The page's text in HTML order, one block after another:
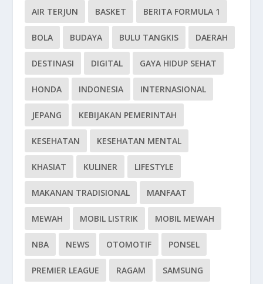
AIR TERJUN BASKET BERITA FORMULA 1
BOLA BUDAYA BULU TANGKIS DAERAH
DESTINASI DIGITAL GAYA HIDUP SEHAT
HONDA INDONESIA INTERNASIONAL
JEPANG KEBIJAKAN PEMERINTAH
KESEHATAN KESEHATAN MENTAL
KHASIAT KULINER LIFESTYLE
MAKANAN TRADISIONAL MANFAAT
MEWAH MOBIL LISTRIK MOBIL MEWAH
NBA NEWS OTOMOTIF PONSEL
PREMIER LEAGUE RAGAM SAMSUNG